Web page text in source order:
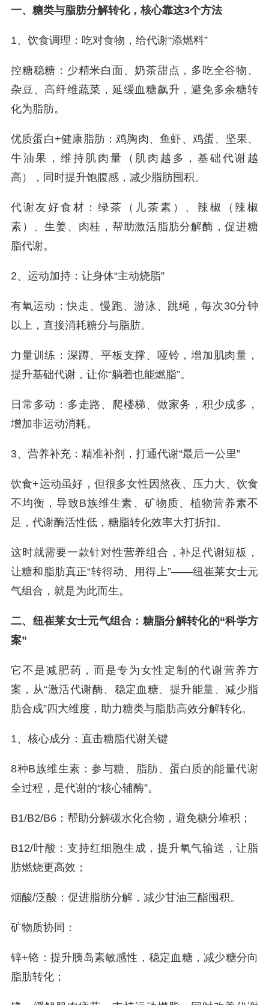
一、糖类与脂肪分解转化，核心靠这3个方法
1、饮食调理：吃对食物，给代谢“添燃料”
控糖稳糖：少精米白面、奶茶甜点，多吃全谷物、
杂豆、高纤维蔬菜，延缓血糖飙升，避免多余糖转
化为脂肪。
优质蛋白+健康脂肪：鸡胸肉、鱼虾、鸡蛋、坚果、
牛油果，维持肌肉量（肌肉越多，基础代谢越
高），同时提升饱腹感，减少脂肪囤积。
代谢友好食材：绿茶（儿茶素）、辣椒（辣椒
素）、生姜、肉桂，帮助激活脂肪分解酶，促进糖
脂代谢。
2、运动加持：让身体“主动烧脂”
有氧运动：快走、慢跑、游泳、跳绳，每次30分钟
以上，直接消耗糖分与脂肪。
力量训练：深蹲、平板支撑、哑铃，增加肌肉量，
提升基础代谢，让你“躺着也能燃脂”。
日常多动：多走路、爬楼梯、做家务，积少成多，
增加非运动消耗。
3、营养补充：精准补剂，打通代谢“最后一公里”
饮食+运动虽好，但很多女性因熬夜、压力大、饮食
不均衡，导致B族维生素、矿物质、植物营养素不
足，代谢酶活性低，糖脂转化效率大打折扣。
这时就需要一款针对性营养组合，补足代谢短板，
让糖和脂肪真正“转得动、用得上”——纽崔莱女士元
气组合，就是为此而生。
二、纽崔莱女士元气组合：糖脂分解转化的“科学方
案”
它不是减肥药，而是专为女性定制的代谢营养方
案，从“激活代谢酶、稳定血糖、提升能量、减少脂
肪合成”四大维度，助力糖类与脂肪高效分解转化。
1、核心成分：直击糖脂代谢关键
8种B族维生素：参与糖、脂肪、蛋白质的能量代谢
全过程，是代谢的“核心辅酶”。
B1/B2/B6：帮助分解碳水化合物，避免糖分堆积；
B12/叶酸：支持红细胞生成，提升氧气输送，让脂
肪燃烧更高效；
烟酸/泛酸：促进脂肪分解，减少甘油三酯囤积。
矿物质协同：
锌+铬：提升胰岛素敏感性，稳定血糖，减少糖分向
脂肪转化；